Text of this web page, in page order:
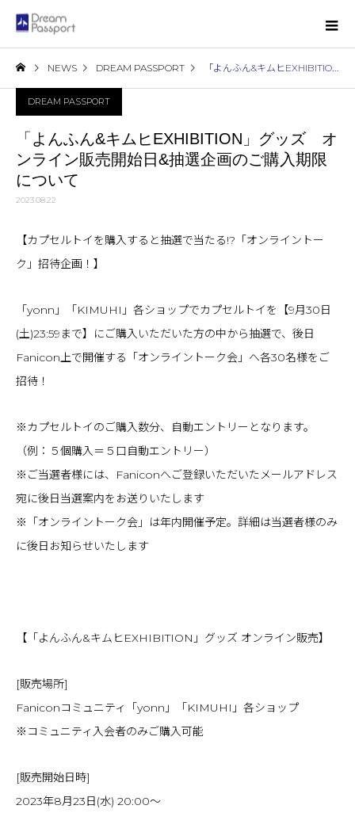
NEWS DREAM PASSPORT 「よんふん&キムヒEXHIBITION」グッズ オンライン販売開始日&抽選企画のご購入期限について
「よんふん&キムヒEXHIBITION」グッズ オ
ンライン販売開始日&抽選企画のご購入期限
について
2023.08.22
DREAM PASSPORT
【カプセルトイを購入すると抽選で当たる!?「オンライントー
ク」招待企画！】
「yonn」「KIMUHI」各ショップでカプセルトイを【9月30日
(土)23:59まで】にご購入いただいた方の中から抽選で、後日
Fanicon上で開催する「オンライントーク会」へ各30名様をご
招待！
※カプセルトイのご購入数分、自動エントリーとなります。
（例：５個購入＝５口自動エントリー）
※ご当選者様には、Faniconへご登録いただいたメールアドレス
宛に後日当選案内をお送りいたします
※「オンライントーク会」は年内開催予定。詳細は当選者様のみ
に後日お知らせいたします
【「よんふん&キムヒEXHIBITION」グッズ オンライン販売】
[販売場所]
Faniconコミュニティ「yonn」「KIMUHI」各ショップ
※コミュニティ入会者のみご購入可能
[販売開始日時]
2023年8月23日(水) 20:00〜